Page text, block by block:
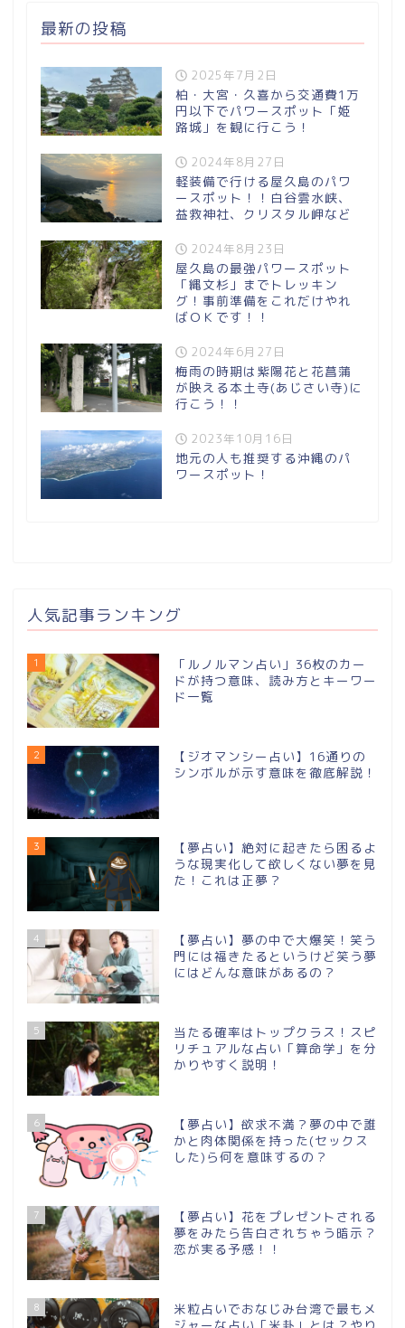
最新の投稿
2025年7月2日
柏・大宮・久喜から交通費1万
円以下でパワースポット「姫
路城」を観に行こう！
2024年8月27日
軽装備で行ける屋久島のパワ
ースポット！！白谷雲水峡、
益救神社、クリスタル岬など
2024年8月23日
屋久島の最強パワースポット
「縄文杉」までトレッキン
グ！事前準備をこれだけやれ
ばＯＫです！！
2024年6月27日
梅雨の時期は紫陽花と花菖蒲
が映える本土寺(あじさい寺)に
行こう！！
2023年10月16日
地元の人も推奨する沖縄のパ
ワースポット！
人気記事ランキング
1
「ルノルマン占い」36枚のカー
ドが持つ意味、読み方とキーワー
ド一覧
2
【ジオマンシー占い】16通りの
シンボルが⽰す意味を徹底解説！
3
【夢占い】絶対に起きたら困るよ
うな現実化して欲しくない夢を見
た！これは正夢？
4
【夢占い】夢の中で大爆笑！笑う
門には福きたるというけど笑う夢
にはどんな意味があるの？
5
当たる確率はトップクラス！スピ
リチュアルな占い「算命学」を分
かりやすく説明！
6
【夢占い】欲求不満？夢の中で誰
かと肉体関係を持った(セックス
した)ら何を意味するの？
7
【夢占い】花をプレゼントされる
夢をみたら告白されちゃう暗示？
恋が実る予感！！
8
米粒占いでおなじみ台湾で最もメ
ジャーな占い「米卦」とは？やり